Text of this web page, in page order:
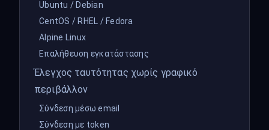
Ubuntu / Debian
CentOS / RHEL / Fedora
Alpine Linux
Επαλήθευση εγκατάστασης
Έλεγχος ταυτότητας χωρίς γραφικό
περιβάλλον
Σύνδεση μέσω email
Σύνδεση με token